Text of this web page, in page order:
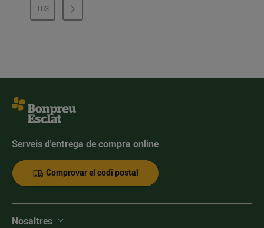
PÀGINA
103
Serveis d'entrega de compra online
Comprovar el codi postal
Nosaltres